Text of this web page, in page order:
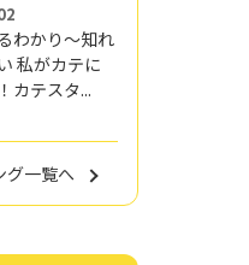
わかり～知れ
私がカテに
カテスタ...
グ一覧へ